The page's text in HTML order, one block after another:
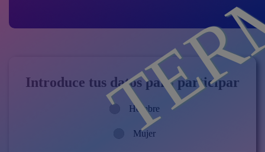
Introduce tus datos para participar
Hombre
Mujer